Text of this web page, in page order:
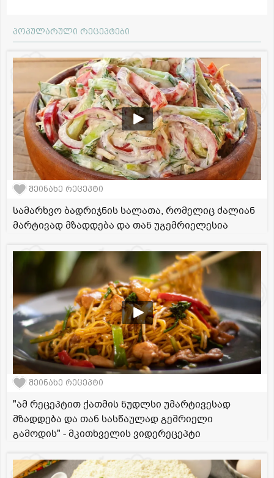
პოპულარული რეცეპტები
შეინახე რეცეპტი
სამარხვო ბადრიჯნის სალათა, რომელიც ძალიან
მარტივად მზადდება და თან უგემრიელესია
შეინახე რეცეპტი
"ამ რეცეპტით ქათმის ნუდლსი უმარტივესად
მზადდება და თან სასწაულად გემრიელი
გამოდის" - მკითხველის ვიდერეცეპტი